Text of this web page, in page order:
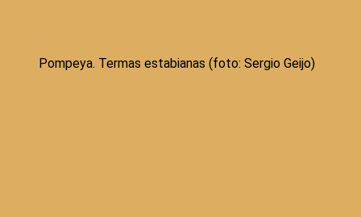
Pompeya. Termas estabianas (foto: Sergio Geijo)